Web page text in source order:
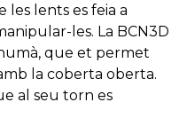
les lents es feia a
les. La BCN3D
que et permet
la coberta oberta.
al seu torn es